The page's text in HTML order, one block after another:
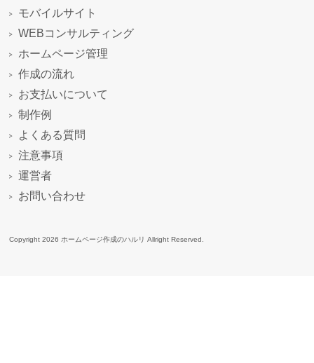
モバイルサイト
WEBコンサルティング
ホームページ管理
作成の流れ
お支払いについて
制作例
よくある質問
注意事項
運営者
お問い合わせ
Copyright 2026 ホームページ作成のハルリ Allright Reserved.